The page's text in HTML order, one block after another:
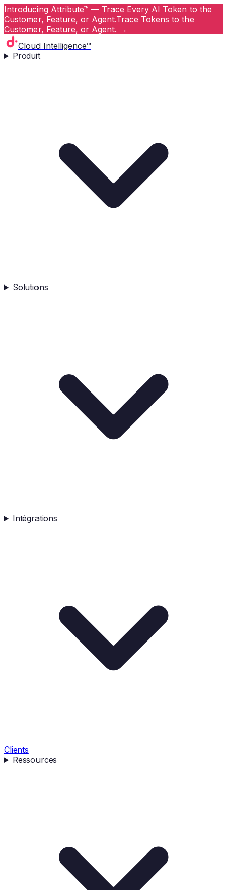
Introducing Attribute™ — Trace Every AI Token to the
Customer, Feature, or Agent.Trace Tokens to the
Customer, Feature, or Agent. →
Cloud Intelligence™
Produit
Solutions
Intégrations
Clients
Ressources